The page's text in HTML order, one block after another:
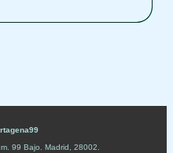
99 Bajo Madrid 28002